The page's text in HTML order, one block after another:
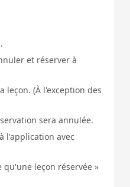
et réserver à
(À l'exception des
sera annulée.
l'application avec
qu'une leçon réservée »